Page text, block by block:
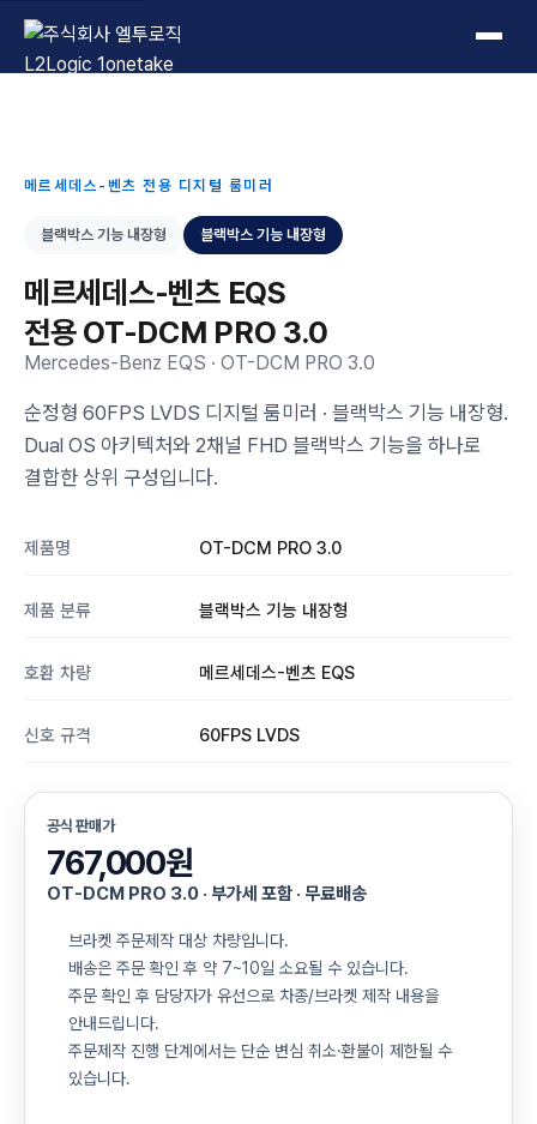
L2Logic 1onetake
메르세데스-벤츠 전용 디지털 룸미러
블랙박스 기능 내장형 블랙박스 기능 내장형
메르세데스-벤츠 EQS
전용 OT-DCM PRO 3.0
Mercedes-Benz EQS · OT-DCM PRO 3.0
순정형 60FPS LVDS 디지털 룸미러 · 블랙박스 기능 내장형.
Dual OS 아키텍처와 2채널 FHD 블랙박스 기능을 하나로
결합한 상위 구성입니다.
제품명 OT-DCM PRO 3.0
제품 분류 블랙박스 기능 내장형
호환 차량 메르세데스-벤츠 EQS
신호 규격 60FPS LVDS
공식 판매가
767,000원
OT-DCM PRO 3.0 · 부가세 포함 · 무료배송
브라켓 주문제작 대상 차량입니다.
배송은 주문 확인 후 약 7~10일 소요될 수 있습니다.
주문 확인 후 담당자가 유선으로 차종/브라켓 제작 내용을
안내드립니다.
주문제작 진행 단계에서는 단순 변심 취소·환불이 제한될 수
있습니다.